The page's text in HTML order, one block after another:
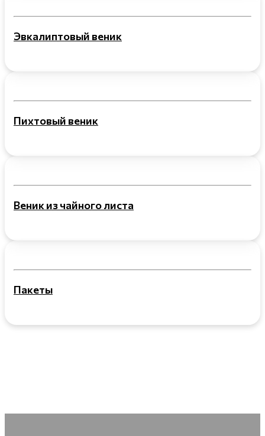
Эвкалиптовый веник
Пихтовый веник
Веник из чайного листа
Пакеты